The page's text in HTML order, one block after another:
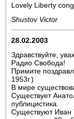
Lovely Liberty
Shustov Victor
28.02.2003
Здравствуйте,
Радио Свобода!
Примите
1953г.)
В мире
Существует
публицистика.
Существуют Иван